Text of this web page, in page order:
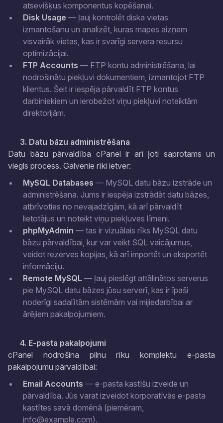
atsevišķus komponentus kopēšanai.
Disk Usage — ļauj kontrolēt diska vietas
izmantošanu un analizēt, kuras mapes aizņem
visvairāk vietas, kas ir svarīgi servera resursu
optimizācijai.
FTP Accounts — FTP kontu administrēšana, lai
nodrošinātu piekļuvi dokumentiem, izmantojot FTP
klientus. Šeit ir iespēja pārvaldīt FTP kontus
darbiniekiem un ierobežot viņu piekļuvi noteiktām
direktorijām.
3. Datu bāzu administrēšana
Datu bāzu pārvaldība cPanel ir arī ļoti saprotams un
viegls process. Galvenie rīki ietver:
MySQL Databases — MySQL datu bāzu izstrāde un
administrēšana. Jums ir iespēja izstrādāt datu bāzes,
atbrīvoties no nevajadzīgām, kā arī pārvaldīt
lietotājus un noteikt viņu piekļuves līmeni.
phpMyAdmin — tas ir vizuālais rīks MySQL datu
bāzu pārvaldībai, kur var veikt SQL vaicājumus,
veidot rezerves kopijas, kā arī importēt un eksportēt
informāciju.
Remote MySQL — ļauj pieslēgt attālinātos serverus
pie MySQL datu bāzes jūsu serverī, kas ir īpaši
noderīgi sadalītām sistēmām vai mijiedarbībai ar
ārējiem pakalpojumiem.
4. E-pasta pakalpojumi
cPanel nodrošina pilnu rīku komplektu e-pasta
pakalpojumu pārvaldībai:
Email Accounts — e-pasta kastīšu izveide un
pārvaldība. Jūs varat izveidot korporatīvās e-pasta
kastītes savā domēnā (piemēram,
info@example.com).